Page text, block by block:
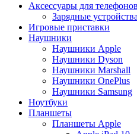
Аксессуары для телефонов
Зарядные устройства
Игровые приставки
Наушники
Наушники Apple
Наушники Dyson
Наушники Marshall
Наушники OnePlus
Наушники Samsung
Ноутбуки
Планшеты
Планшеты Apple